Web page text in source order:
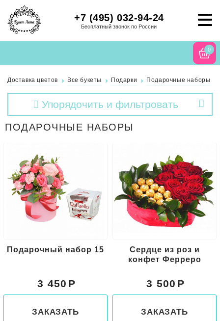
+7 (495) 032-94-24
Бесплатный звонок по России
0
Доставка цветов Все букеты Подарки Подарочные наборы
Упорядочить и фильтровать
ПОДАРОЧНЫЕ НАБОРЫ
Подарочный набор 15
3 450
ЗАКАЗАТЬ
Сердце из роз и
конфет Ферреро
3 500
ЗАКАЗАТЬ